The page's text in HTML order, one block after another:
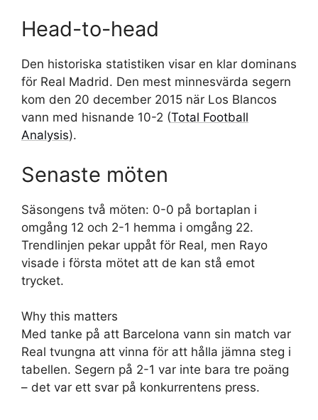
Head-to-head
Den historiska statistiken visar en klar dominans
för Real Madrid. Den mest minnesvärda segern
kom den 20 december 2015 när Los Blancos
vann med hisnande 10-2 (Total Football
Analysis).
Senaste möten
Säsongens två möten: 0-0 på bortaplan i
omgång 12 och 2-1 hemma i omgång 22.
Trendlinjen pekar uppåt för Real, men Rayo
visade i första mötet att de kan stå emot
trycket.
Why this matters
Med tanke på att Barcelona vann sin match var
Real tvungna att vinna för att hålla jämna steg i
tabellen. Segern på 2-1 var inte bara tre poäng
– det var ett svar på konkurrentens press.